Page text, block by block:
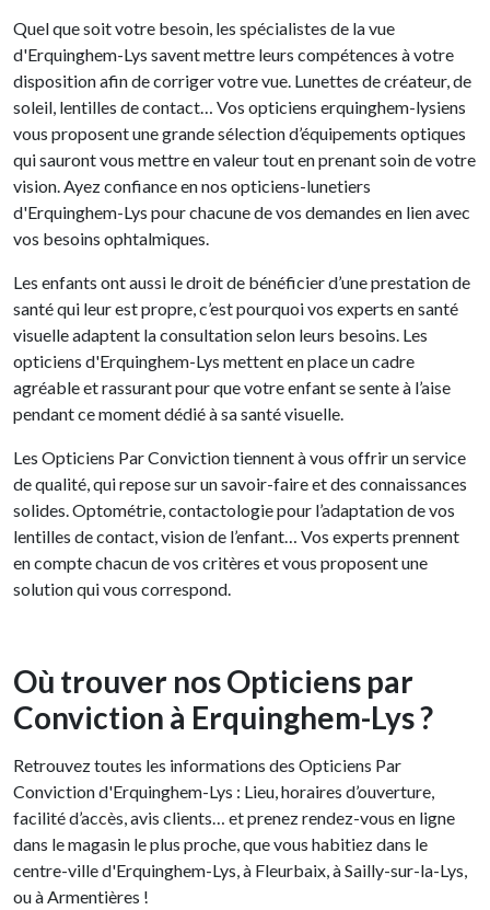
Quel que soit votre besoin, les spécialistes de la vue
d'Erquinghem-Lys savent mettre leurs compétences à votre
disposition afin de corriger votre vue. Lunettes de créateur, de
soleil, lentilles de contact… Vos opticiens erquinghem-lysiens
vous proposent une grande sélection d’équipements optiques
qui sauront vous mettre en valeur tout en prenant soin de votre
vision. Ayez confiance en nos opticiens-lunetiers
d'Erquinghem-Lys pour chacune de vos demandes en lien avec
vos besoins ophtalmiques.
Les enfants ont aussi le droit de bénéficier d’une prestation de
santé qui leur est propre, c’est pourquoi vos experts en santé
visuelle adaptent la consultation selon leurs besoins. Les
opticiens d'Erquinghem-Lys mettent en place un cadre
agréable et rassurant pour que votre enfant se sente à l’aise
pendant ce moment dédié à sa santé visuelle.
Les Opticiens Par Conviction tiennent à vous offrir un service
de qualité, qui repose sur un savoir-faire et des connaissances
solides. Optométrie, contactologie pour l’adaptation de vos
lentilles de contact, vision de l’enfant… Vos experts prennent
en compte chacun de vos critères et vous proposent une
solution qui vous correspond.
Où trouver nos Opticiens par
Conviction à Erquinghem-Lys ?
Retrouvez toutes les informations des Opticiens Par
Conviction d'Erquinghem-Lys : Lieu, horaires d’ouverture,
facilité d’accès, avis clients… et prenez rendez-vous en ligne
dans le magasin le plus proche, que vous habitiez dans le
centre-ville d'Erquinghem-Lys, à Fleurbaix, à Sailly-sur-la-Lys,
ou à Armentières !